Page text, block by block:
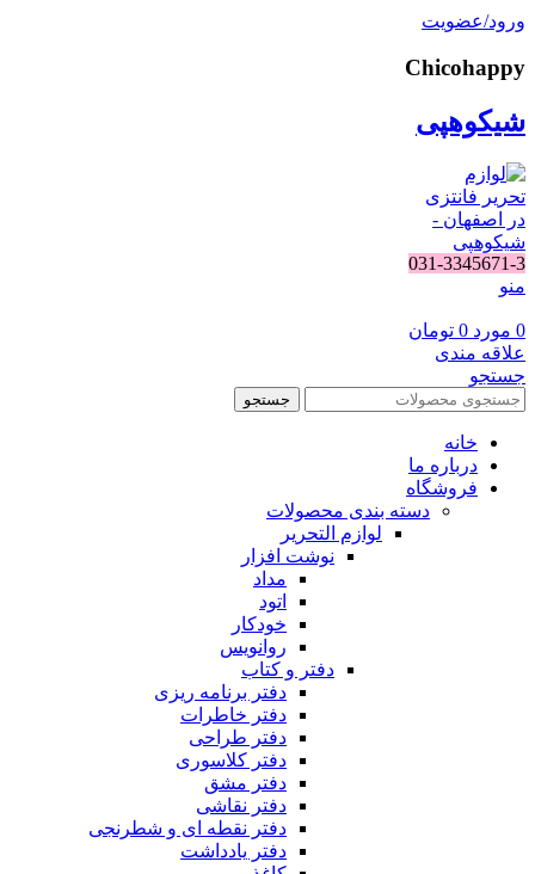
ورود/عضویت
Chicohappy
شیکوهپی
031-3345671-3
منو
0 مورد 0 تومان
علاقه مندی
جستجو
جستجو
خانه
درباره ما
فروشگاه
دسته بندی محصولات
لوازم التحریر
نوشت افزار
مداد
اتود
خودکار
روانویس
دفتر و کتاب
دفتر برنامه ریزی
دفتر خاطرات
دفتر طراحی
دفتر کلاسوری
دفتر مشق
دفتر نقاشی
دفتر نقطه ای و شطرنجی
دفتر یادداشت